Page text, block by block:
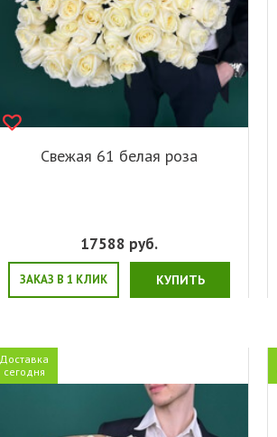
Свежая 61 белая роза
17588 руб.
ЗАКАЗ В 1 КЛИК КУПИТЬ
Доставка
сегодня